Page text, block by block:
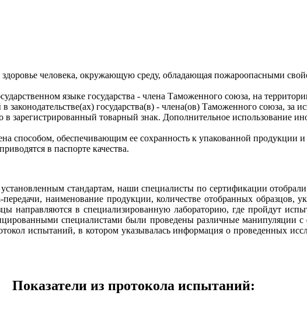
здоровье человека, окружающую среду, обладающая пожароопасными
языке государства - члена Таможенного союза, на
государства(в) - члена(ов) Таможенного союза, за
в зарегистрированный товарный знак. Дополнительное использование
способом, обеспечивающим ее сохранность к упакованной продукции
в паспорте качества.
стандартам, наши специалисты по сертификации
наименование продукции, количестве отобранных образцов,
направляются в специализированную лабораторию, где пройдут
специалистами были проведены различные манипуляции с
испытаний, в котором указывалась информация о проведенных
Показатели из протокола испытаний: